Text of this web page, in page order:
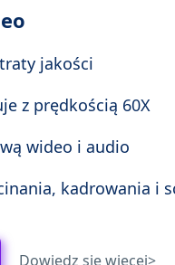
jakości
z prędkością 60X
wideo i audio
kadrowania i
Dowiedz się więcej>